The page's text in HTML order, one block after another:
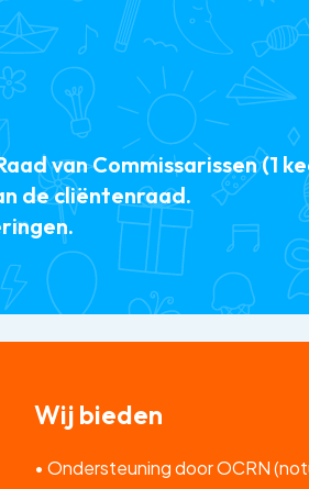
van Commissarissen (1
de cliëntenraad.
Wij bieden
• Ondersteuning door OCRN